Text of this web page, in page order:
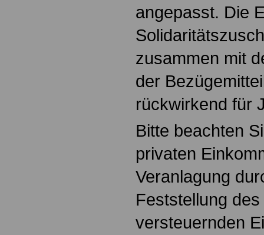
angepasst. Die
zusammen mit
der
rückwirkend für
Bitte beachten
privaten
Veranlagung
Feststellung des
versteuernden